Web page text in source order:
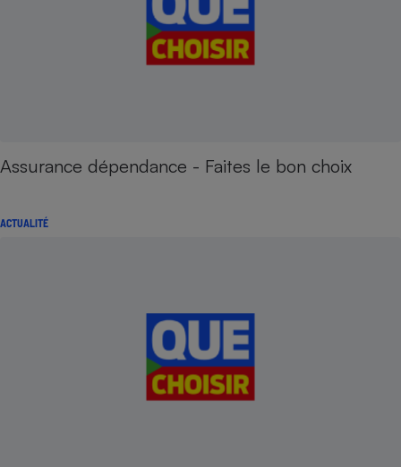
Assurance dépendance - Faites le bon choix
ACTUALITÉ